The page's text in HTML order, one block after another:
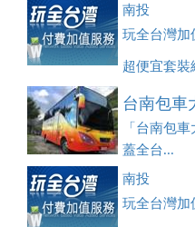
刊登、訂房系統、客房委託
南投
玩全台灣加
超便宜套裝
刊登、訂房系統、客房委託
台南包車
「台南包
蓋全台...
南投
玩全台灣加